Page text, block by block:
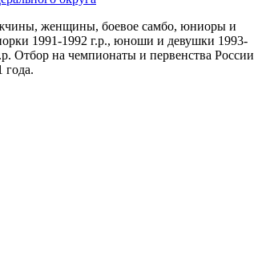
женщины, боевое самбо, юниоры и
1991-1992 г.р., юноши и девушки 1993-
Отбор на чемпионаты и первенства России
года.